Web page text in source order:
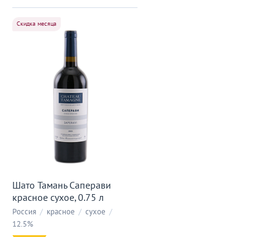
Скидка месяца
Шато Тамань Саперави
красное сухое, 0.75 л
Россия / красное / сухое /
12.5%